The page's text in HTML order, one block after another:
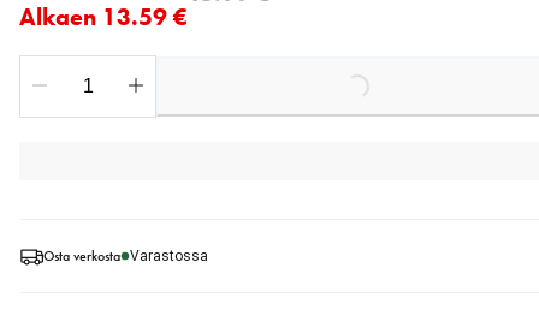
Osta verkosta Varastossa
Alkaen 13.59 €
Loading...